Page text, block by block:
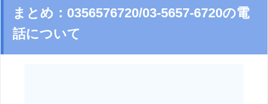
まとめ：0356576720/03-5657-6720の電
話について